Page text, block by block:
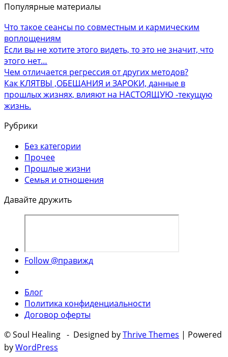
Популярные материалы
Что такое сеансы по совместным и кармическим
воплощениям
Если вы не хотите этого видеть, то это не значит, что
этого нет…
Чем отличается регрессия от других методов?
Как КЛЯТВЫ ,ОБЕЩАНИЯ и ЗАРОКИ, данные в
прошлых жизнях, влияют на НАСТОЯЩУЮ -текущую
жизнь.
Рубрики
Без категории
Прочее
Прошлые жизни
Семья и отношения
Давайте дружить
Follow @правижд
Блог
Политика конфиденциальности
Договор оферты
© Soul Healing - Designed byThrive Themes | Powered
byWordPress